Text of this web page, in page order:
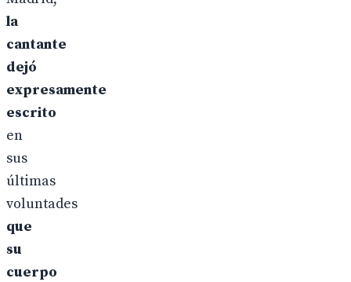
la
cantante
dejó
expresamente
escrito
en
sus
últimas
voluntades
que
su
cuerpo